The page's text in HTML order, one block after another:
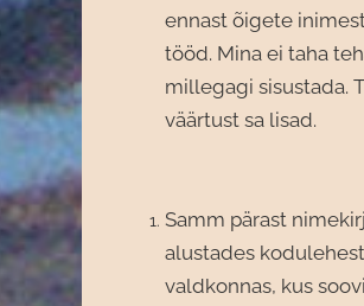
ennast õigete
tööd. Mina ei taha
millegagi sisustada.
väärtust sa lisad.
Samm pärast
alustades
valdkonnas, kus